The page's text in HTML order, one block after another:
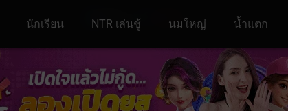
นักเรียน NTR เล่นชู้ นมใหญ่ น้ำแตก